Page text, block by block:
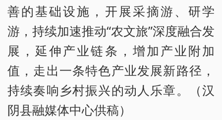
善的基础设施，开展采摘游、研学
游，持续加速推动“农文旅”深度融合发
展，延伸产业链条，增加产业附加
值，走出一条特色产业发展新路径，
持续奏响乡村振兴的动人乐章。（汉
阴县融媒体中心供稿）